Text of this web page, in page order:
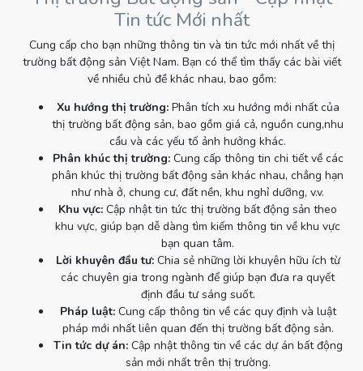
Tin tức Mới nhất
Cung cấp cho bạn những thông tin và tin tức mới nhất về thị
trường bất động sản Việt Nam. Bạn có thể tìm thấy các bài viết
về nhiều chủ đề khác nhau, bao gồm:
Xu hướng thị trường:Phân tích xu hướng mới nhất của
thị trường bất động sản, bao gồm giá cả, nguồn cung,nhu
cầu và các yếu tố ảnh hưởng khác.
Phân khúc thị trường:Cung cấp thông tin chi tiết về các
phân khúc thị trường bất động sản khác nhau, chẳng hạn
như nhà ở, chung cư, đất nền, khu nghỉ dưỡng, v.v.
Khu vực: Cập nhật tin tức thị trường bất động sản theo
khu vực, giúp bạn dễ dàng tìm kiếm thông tin về khu vực
bạn quan tâm.
Lời khuyên đầu tư:Chia sẻ những lời khuyên hữu ích từ
các chuyên gia trong ngành để giúp bạn đưa ra quyết
định đầu tư sáng suốt.
Pháp luật:Cung cấp thông tin về các quy định và luật
pháp mới nhất liên quan đến thị trường bất động sản.
Tin tức dự án:Cập nhật thông tin về các dự án bất động
sản mới nhất trên thị trường.